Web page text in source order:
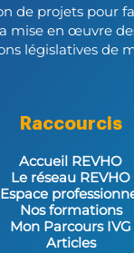
de projets pour
mise en œuvre
législatives de
Raccourcis
Accueil REVHO
Le réseau REVHO
Espace
Nos formations
Mon Parcours IVG
Articles